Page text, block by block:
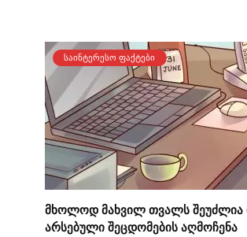
ᲡᲐᲘᲜᲢᲔᲠᲔᲡᲝ ᲤᲐᲥᲢᲔᲑᲘ
მხოლოდ მახვილ თვალს შეუძლია
არსებული შეცდომების აღმოჩენა